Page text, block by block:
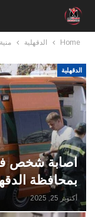
Home الدقهلية
الدقهلية
اصابة شخص
بمحافظة
أكتوبر 25, 2025